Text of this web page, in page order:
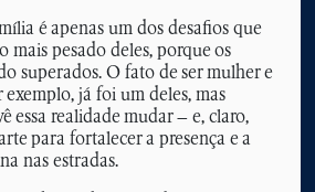
é apenas um dos desafios que
mais pesado deles, porque os
superados. O fato de ser mulher e
exemplo, já foi um deles, mas
essa realidade mudar – e, claro,
para fortalecer a presença e a
nas estradas.